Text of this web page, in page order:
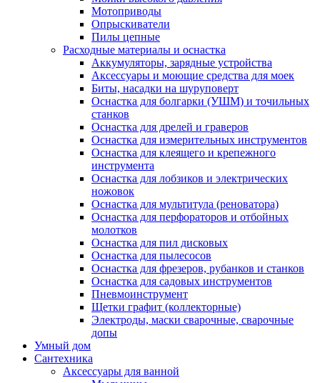
Мотоприводы
Опрыскиватели
Пилы цепные
Расходные материалы и оснастка
Аккумуляторы, зарядные устройства
Аксессуары и моющие средства для моек
Биты, насадки на шуруповерт
Оснастка для болгарки (УШМ) и точильных
станков
Оснастка для дрелей и граверов
Оснастка для измерительных инструментов
Оснастка для клеящего и крепежного
инструмента
Оснастка для лобзиков и электрических
ножовок
Оснастка для мультитула (реноватора)
Оснастка для перфораторов и отбойных
молотков
Оснастка для пил дисковых
Оснастка для пылесосов
Оснастка для фрезеров, рубанков и станков
Оснастка для садовых инструментов
Пневмоинструмент
Щетки графит (коллекторные)
Электроды, маски сварочные, сварочные
допы
Умный дом
Сантехника
Аксессуары для ванной